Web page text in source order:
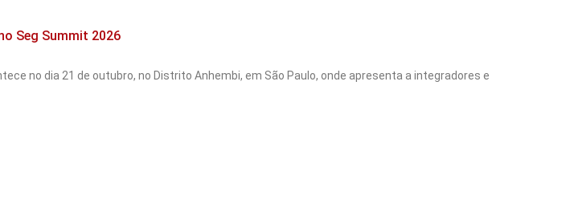
Seg Summit 2026
no dia 21 de outubro, no Distrito Anhembi, em São Paulo, onde apresenta a integradores e